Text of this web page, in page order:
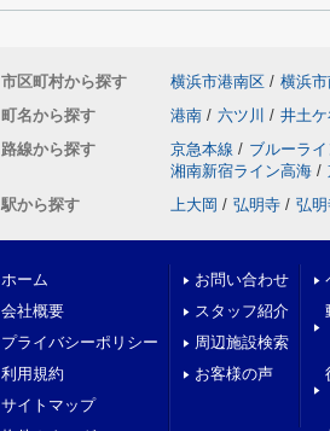
市区町村から探す 横浜市港南区 / 横浜
町名から探す
港南 / 六ツ川 / 井土
路線から探す
京急本線 / ブルーライ
湘南新宿ライン高海 /
駅から探す
上大岡 / 弘明寺 / 弘
ホーム
会社概要
プライバシーポリシー
利用規約
サイトマップ
お問い合わせ
スタッフ紹介
周辺施設検索
お客様の声